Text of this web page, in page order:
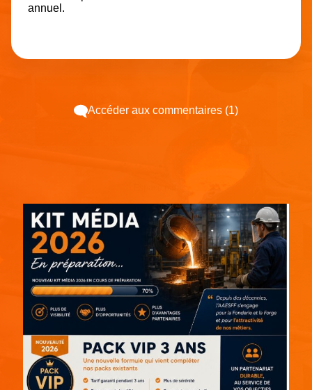
annuel.
Accéder aux commentaires (1)